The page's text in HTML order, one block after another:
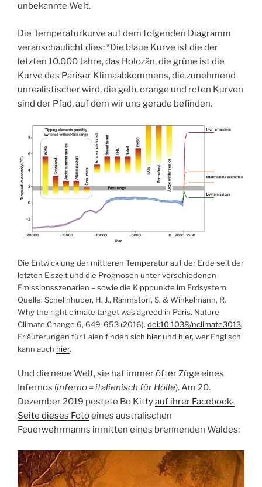
unbekannte Welt.
Die Temperaturkurve auf dem folgenden Diagramm
veranschaulicht dies: *Die blaue Kurve ist die der
letzten 10.000 Jahre, das Holozän, die grüne ist die
Kurve des Pariser Klimaabkommens, die zunehmend
unrealistischer wird, die gelb, orange und roten Kurven
sind der Pfad, auf dem wir uns gerade befinden.
Die Entwicklung der mittleren Temperatur auf der Erde seit der
letzten Eiszeit und die Prognosen unter verschiedenen
Emissionsszenarien – sowie die Kipppunkte im Erdsystem.
Quelle: Schellnhuber, H. J., Rahmstorf, S. & Winkelmann, R.
Why the right climate target was agreed in Paris. Nature
Climate Change 6, 649-653 (2016). doi:10.1038/nclimate3013.
Erläuterungen für Laien finden sich hier und hier, wer Englisch
kann auch hier.
Und die neue Welt, sie hat immer öfter Züge eines
Infernos (inferno = italienisch für Hölle). Am 20.
Dezember 2019 postete Bo Kittyauf ihrer Facebook-
Seite dieses Fotoeines australischen
Feuerwehrmanns inmitten eines brennenden Waldes: